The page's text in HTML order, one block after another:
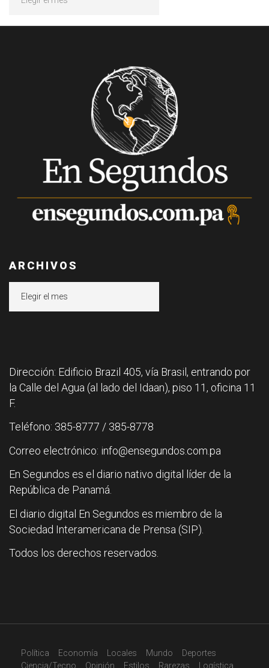
ARCHIVOS
Dirección: Edificio Brazil 405, vía Brasil, entrando por
la Calle del Agua (al lado del Idaan), piso 11, oficina 11
F.
Teléfono: 385-8777 / 385-8778
Correo electrónico: info@ensegundos.com.pa
En Segundos es el diario nativo digital líder de la
República de Panamá.
El diario digital En Segundos es miembro de la
Sociedad Interamericana de Prensa (SIP).
Todos los derechos reservados.
Política Economía Locales Mundo
Deportes
Ciencia/Tecno
Opinión Estilos Rarezas Logística